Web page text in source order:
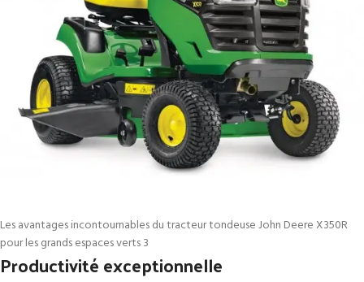
Les avantages incontournables du tracteur tondeuse John Deere X350R
pour les grands espaces verts 3
Productivité exceptionnelle